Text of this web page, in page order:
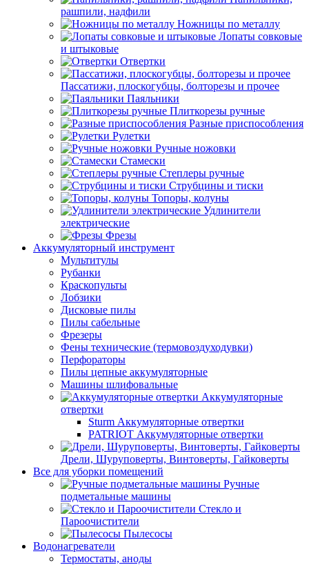
рашпили, надфили
Ножницы по металлу
Лопаты совковые
и штыковые
Отвертки
Пассатижи, плоскогубцы, болторезы и прочее
Паяльники
Плиткорезы ручные
Разные приспособления
Рулетки
Ручные ножовки
Стамески
Степлеры ручные
Струбцины и тиски
Топоры, колуны
Удлинители
электрические
Фрезы
Аккумуляторный инструмент
Мультитулы
Рубанки
Краскопульты
Лобзики
Дисковые пилы
Пилы сабельные
Фрезеры
Фены технические (термовоздуходувки)
Перфораторы
Пилы цепные аккумуляторные
Машины шлифовальные
Аккумуляторные
отвертки
Sturm Аккумуляторные отвертки
PATRIOT Аккумуляторные отвертки
Дрели, Шуруповерты, Винтоверты, Гайковерты
Все для уборки помещений
Ручные
подметальные машины
Стекло и
Пароочистители
Пылесосы
Водонагреватели
Термостаты, аноды